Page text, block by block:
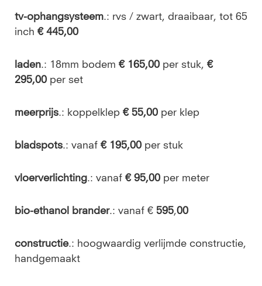
tv-ophangsysteem.: rvs / zwart, draaibaar, tot 65
inch € 445,00
laden.: 18mm bodem € 165,00 per stuk, €
295,00 per set
meerprijs.: koppelklep € 55,00 per klep
bladspots.: vanaf € 195,00 per stuk
vloerverlichting.: vanaf € 95,00 per meter
bio-ethanol brander.: vanaf € 595,00
constructie.: hoogwaardig verlijmde constructie,
handgemaakt